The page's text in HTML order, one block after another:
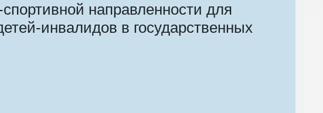
направленности для
инвалидов в государственных